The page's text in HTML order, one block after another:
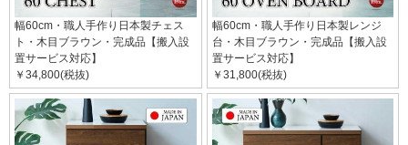
幅60cm・職人手作り日本製チェス
ト・木目ブラウン・完成品【搬入設
置サービス対応】
￥34,800(税抜)
幅60cm・職人手作り日本製レンジ
台・木目ブラウン・完成品【搬入設
置サービス対応】
￥31,800(税抜)